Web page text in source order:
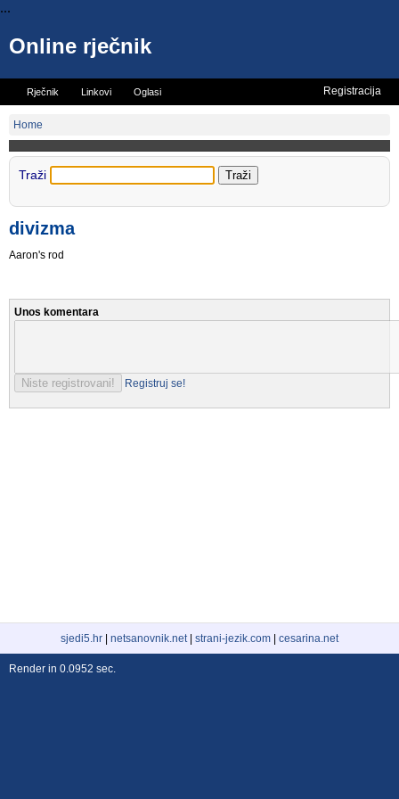
...
Online rječnik
Rječnik Linkovi Oglasi Registracija
Home
Traži
divizma
Aaron's rod
Unos komentara
Registruj se!
sjedi5.hr netsanovnik.net| strani-jezik.com cesarina.net
Render in 0.0952 sec.